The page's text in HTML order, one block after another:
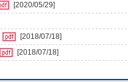
[2020/05/29]
[2018/07/18]
[2018/07/18]